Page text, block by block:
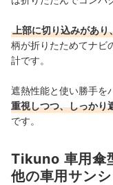
上部に切り込みがあり
柄が折りたためてナビ
計です。
遮熱性能と使い勝手を
重視しつつ、しっかり
です。
Tikuno 車用傘
他の車用サン